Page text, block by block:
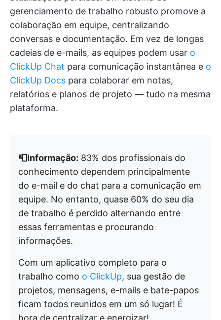
gerenciamento de trabalho robusto promove a
colaboração em equipe, centralizando
conversas e documentação. Em vez de longas
cadeias de e-mails, as equipes podem usar o
ClickUp Chat para comunicação instantânea e o
ClickUp Docs para colaborar em notas,
relatórios e planos de projeto — tudo na mesma
plataforma.
📮Informação: 83% dos profissionais do
conhecimento dependem principalmente
do e-mail e do chat para a comunicação em
equipe. No entanto, quase 60% do seu dia
de trabalho é perdido alternando entre
essas ferramentas e procurando
informações.
Com um aplicativo completo para o
trabalho como o ClickUp, sua gestão de
projetos, mensagens, e-mails e bate-papos
ficam todos reunidos em um só lugar! É
hora de centralizar e energizar!